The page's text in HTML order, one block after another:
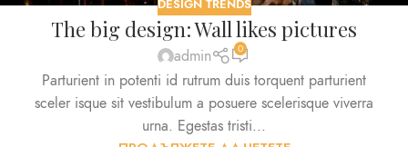
DESIGN TRENDS
The big design: Wall likes pictures
admin 0
Parturient in potenti id rutrum duis torquent parturient
sceler isque sit vestibulum a posuere scelerisque viverra
urna. Egestas tristi...